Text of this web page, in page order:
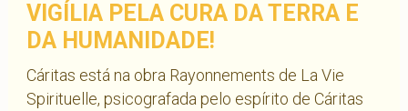
VIGÍLIA PELA CURA DA TERRA E
DA HUMANIDADE!
Cáritas está na obra Rayonnements de La Vie
Spirituelle, psicografada pelo espírito de Cáritas